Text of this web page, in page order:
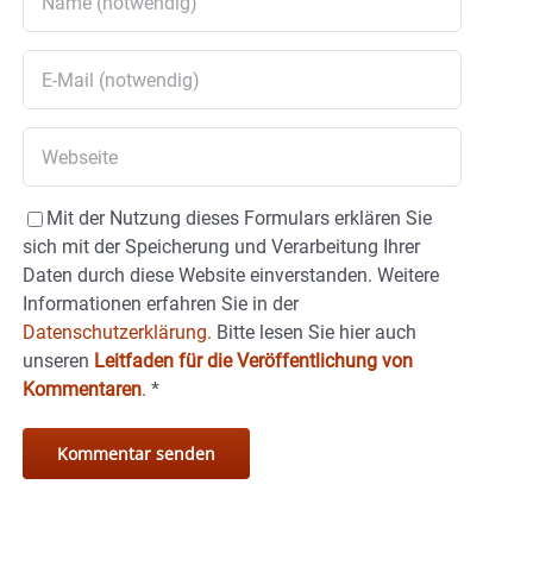
Mit der Nutzung dieses Formulars erklären Sie
sich mit der Speicherung und Verarbeitung Ihrer
Daten durch diese Website einverstanden. Weitere
Informationen erfahren Sie in der
Datenschutzerklärung. Bitte lesen Sie hier auch
unseren Leitfaden für die Veröffentlichung von
Kommentaren. *